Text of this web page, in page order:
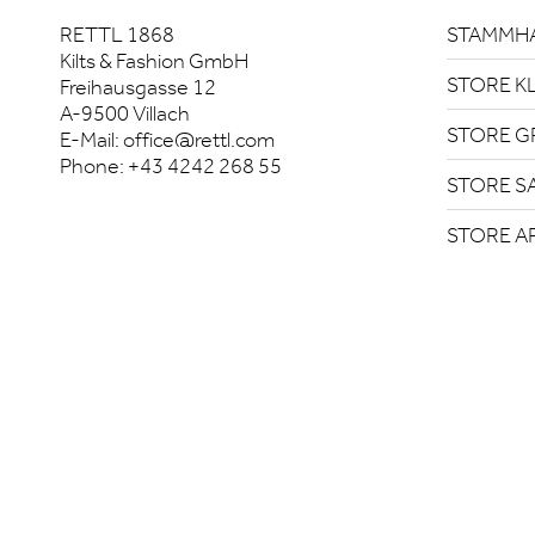
RETTL 1868
Kilts & Fashion GmbH
Freihausgasse 12
A-9500 Villach
E-Mail:office@rettl.com
Phone: +43 4242 268 55
STORE
STORE
STORE
STORE